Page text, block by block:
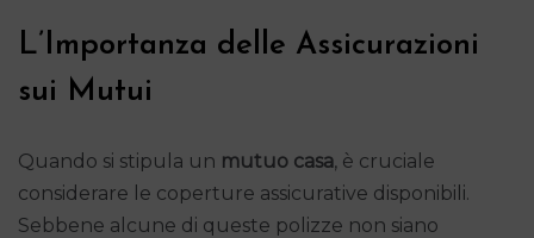
L’Importanza delle Assicurazioni
sui Mutui
Quando si stipula un mutuo casa, è cruciale
considerare le coperture assicurative disponibili.
Sebbene alcune di queste polizze non siano